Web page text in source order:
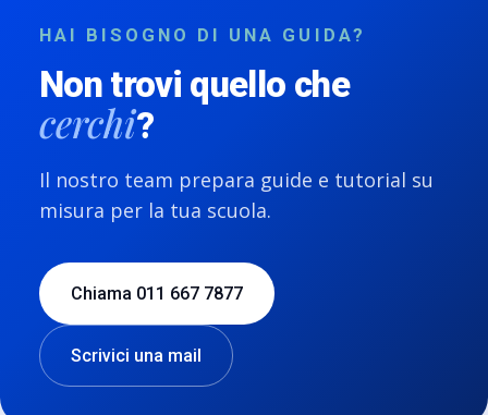
HAI BISOGNO DI UNA GUIDA?
Non trovi quello che
cerchi?
Il nostro team prepara guide e tutorial su
misura per la tua scuola.
Chiama 011 667 7877
Scrivici una mail